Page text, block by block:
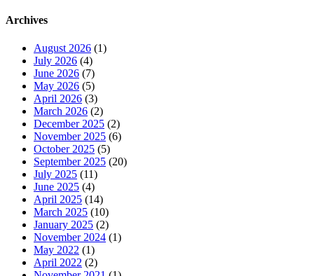
Archives
August 2026 (1)
July 2026 (4)
June 2026 (7)
May 2026 (5)
April 2026 (3)
March 2026 (2)
December 2025 (2)
November 2025 (6)
October 2025 (5)
September 2025 (20)
July 2025 (11)
June 2025 (4)
April 2025 (14)
March 2025 (10)
January 2025 (2)
November 2024 (1)
May 2022 (1)
April 2022 (2)